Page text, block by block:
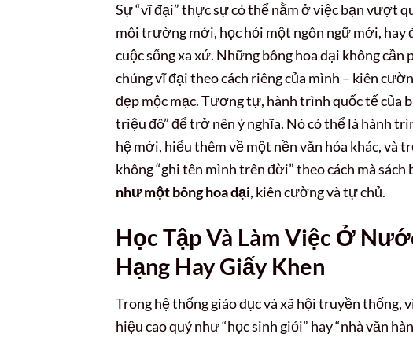
Sự “vĩ đại” thực sự có thể nằm ở việc bạn vượt
môi trường mới, học hỏi một ngôn ngữ mới,
cuộc sống xa xứ. Những bông hoa dại không
chúng vĩ đại theo cách riêng của mình – kiên
đẹp mộc mạc. Tương tự, hành trình quốc tế của
triệu đô” để trở nên ý nghĩa. Nó có thể là hành
hệ mới, hiểu thêm về một nền văn hóa khác, và
không “ghi tên mình trên đời” theo cách mà
như một bông hoa dại, kiên cường và tự chủ.
Học Tập Và Làm Việc Ở
Hạng Hay Giấy Khen
Trong hệ thống giáo dục và xã hội truyền thống,
hiệu cao quý như “học sinh giỏi” hay “nhà văn